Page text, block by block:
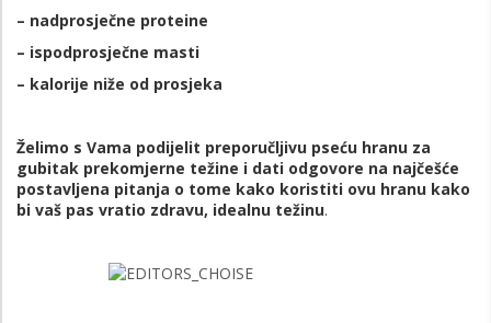
– nadprosječne proteine
– ispodprosječne masti
– kalorije niže od prosjeka
Želimo s Vama podijelit preporučljivu pseću hranu za
gubitak prekomjerne težine i dati odgovore na najčešće
postavljena pitanja o tome kako koristiti ovu hranu kako
bi vaš pas vratio zdravu, idealnu težinu.